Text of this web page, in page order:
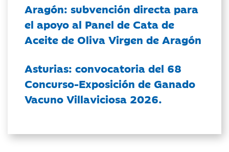
Aragón: subvención directa para
el apoyo al Panel de Cata de
Aceite de Oliva Virgen de Aragón
Asturias: convocatoria del 68
Concurso-Exposición de Ganado
Vacuno Villaviciosa 2026.